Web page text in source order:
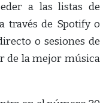
a las listas de
través de Spotify o
o sesiones de
de la mejor música